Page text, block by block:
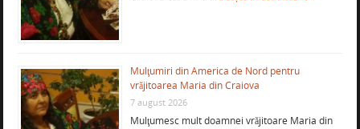
Mulţumiri din America de Nord pentru
vrăjitoarea Maria din Craiova
7 august 2026
Mulţumesc mult doamnei vrăjitoare Maria din